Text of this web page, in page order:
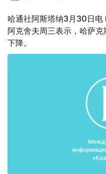
哈通社阿斯塔纳3月30日电
阿克舍夫周三表示，哈萨
下降。